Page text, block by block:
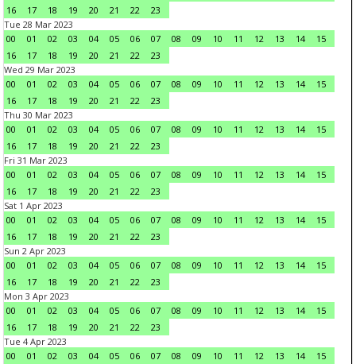
16
17 18 19 20 21 22
23
Tue 28 Mar 2023
00
01 02 03 04 05 06 07 08 09 10 11 12 13 14
15
16
17 18 19 20 21 22
23
Wed 29 Mar 2023
00
01 02 03 04 05 06 07 08 09 10 11 12 13 14
15
16
17 18 19 20 21 22
23
Thu 30 Mar 2023
00
01 02 03 04 05 06 07 08 09 10 11 12 13 14
15
16
17 18 19 20 21 22
23
Fri 31 Mar 2023
00
01 02 03 04 05 06 07 08 09 10 11 12 13 14
15
16
17 18 19 20 21 22
23
Sat 1 Apr 2023
00
01 02 03 04 05 06 07 08 09 10 11 12 13 14
15
16
17 18 19 20 21 22
23
Sun 2 Apr 2023
00
01 02 03 04 05 06 07 08 09 10 11 12 13 14
15
16
17 18 19 20 21 22
23
Mon 3 Apr 2023
00
01 02 03 04 05 06 07 08 09 10 11 12 13 14
15
16
17 18 19 20 21 22
23
Tue 4 Apr 2023
00
01 02 03 04 05 06 07 08 09 10 11 12 13 14
15